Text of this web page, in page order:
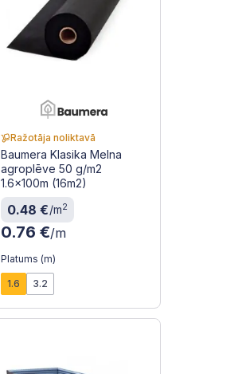
Ražotāja noliktavā
Baumera Klasika Melna
agroplēve 50 g/m2
1.6x100m (16m2)
0.48 €/m2
0.76 €/m
Platums (m)
1.6 3.2